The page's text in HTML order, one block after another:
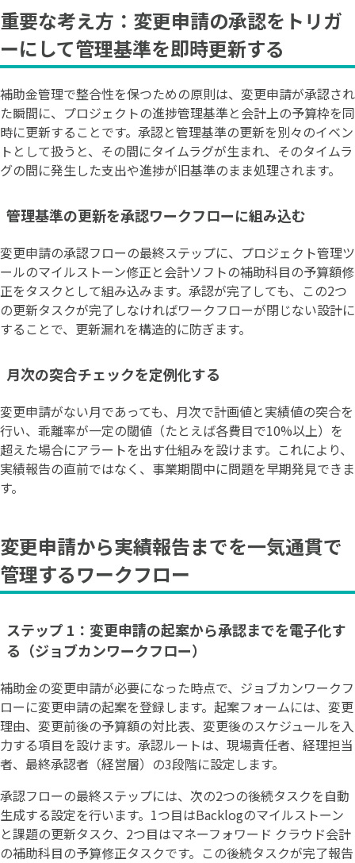
重要な考え方：変更申請の承認をトリガ
ーにして管理基準を即時更新する
補助金管理で整合性を保つための原則は、変更申請が承認され
た瞬間に、プロジェクトの進捗管理基準と会計上の予算枠を同
時に更新することです。承認と管理基準の更新を別々のイベン
トとして扱うと、その間にタイムラグが生まれ、そのタイムラ
グの間に発生した支出や進捗が旧基準のまま処理されます。
管理基準の更新を承認ワークフローに組み込む
変更申請の承認フローの最終ステップに、プロジェクト管理ツ
ールのマイルストーン修正と会計ソフトの補助科目の予算額修
正をタスクとして組み込みます。承認が完了しても、この2つ
の更新タスクが完了しなければワークフローが閉じない設計に
することで、更新漏れを構造的に防ぎます。
月次の突合チェックを定例化する
変更申請がない月であっても、月次で計画値と実績値の突合を
行い、乖離率が一定の閾値（たとえば各費目で10%以上）を
超えた場合にアラートを出す仕組みを設けます。これにより、
実績報告の直前ではなく、事業期間中に問題を早期発見できま
す。
変更申請から実績報告までを一気通貫で
管理するワークフロー
ステップ 1：変更申請の起案から承認までを電子化す
る（ジョブカンワークフロー）
補助金の変更申請が必要になった時点で、ジョブカンワークフ
ローに変更申請の起案を登録します。起案フォームには、変更
理由、変更前後の予算額の対比表、変更後のスケジュールを入
力する項目を設けます。承認ルートは、現場責任者、経理担当
者、最終承認者（経営層）の3段階に設定します。
承認フローの最終ステップには、次の2つの後続タスクを自動
生成する設定を行います。1つ目はBacklogのマイルストーン
と課題の更新タスク、2つ目はマネーフォワード クラウド会計
の補助科目の予算修正タスクです。この後続タスクが完了報告